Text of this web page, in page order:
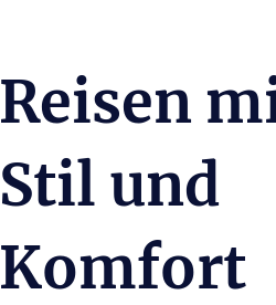
Reisen
Stil und
Komfort